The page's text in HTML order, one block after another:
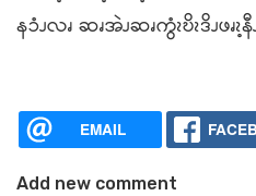
နၥံၪလၧ ဆၧအဲၪဆၧကွံၩဎိၩဒိၪဖၧၩ့နီ
EMAIL
Add new comment